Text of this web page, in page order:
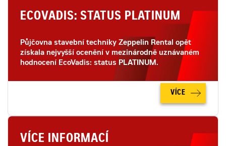
ECOVADIS: STATUS PLATINUM
Půjčovna stavební techniky Zeppelin Rental opět
získala nejvyšší ocenění v mezinárodně uznávaném
hodnocení EcoVadis: status PLATINUM.
VÍCE
VÍCE INFORMACÍ